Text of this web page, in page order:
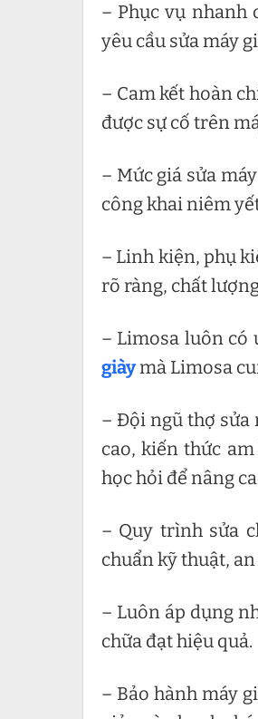
– Phục vụ nhanh
yêu cầu sửa máy
– Cam kết hoàn
được sự cố trên
– Mức giá sửa
công khai niêm
– Linh kiện, phụ
rõ ràng, chất
– Limosa luôn có
giàymà Limosa
– Đội ngũ thợ sửa
cao, kiến thức
học hỏi để nâng
– Quy trình sửa
chuẩn kỹ thuật,
– Luôn áp dụng
chữa đạt hiệu quả.
– Bảo hành máy